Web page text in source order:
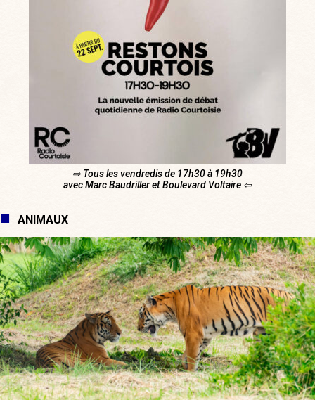
⇨ Tous les vendredis de 17h30 à 19h30
avec Marc Baudriller et Boulevard Voltaire ⇦
ANIMAUX